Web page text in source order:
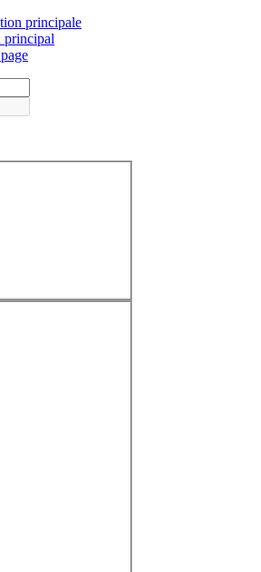
principale
principal